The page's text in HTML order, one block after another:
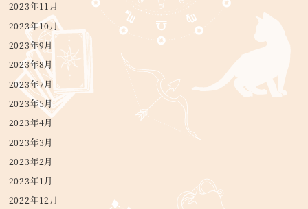
2023年11月
2023年10月
2023年9月
2023年8月
2023年7月
2023年5月
2023年4月
2023年3月
2023年2月
2023年1月
2022年12月